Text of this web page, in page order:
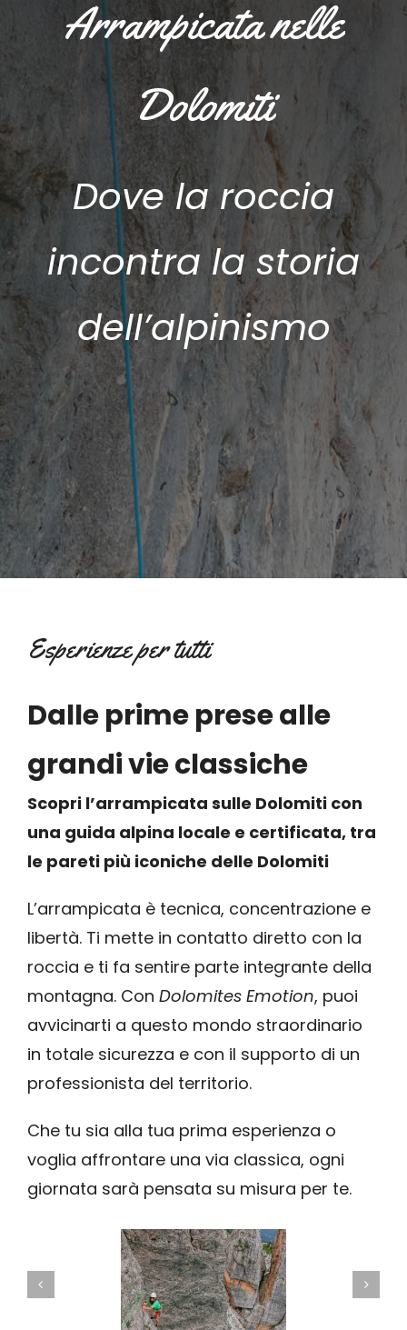
Arrampicata nelle
Dolomiti
Dove la roccia
incontra la storia
dell’alpinismo
Esperienze per tutti
Dalle prime prese alle
grandi vie classiche
Scopri l’arrampicata sulle Dolomiti con
una guida alpina locale e certificata, tra
le pareti più iconiche delle Dolomiti
L’arrampicata è tecnica, concentrazione e
libertà. Ti mette in contatto diretto con la
roccia e ti fa sentire parte integrante della
montagna. Con Dolomites Emotion, puoi
avvicinarti a questo mondo straordinario
in totale sicurezza e con il supporto di un
professionista del territorio.
Che tu sia alla tua prima esperienza o
voglia affrontare una via classica, ogni
giornata sarà pensata su misura per te.